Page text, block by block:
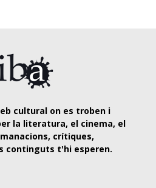
cultural on es troben i
la literatura, el cinema, el
crítiques,
continguts t'hi esperen.